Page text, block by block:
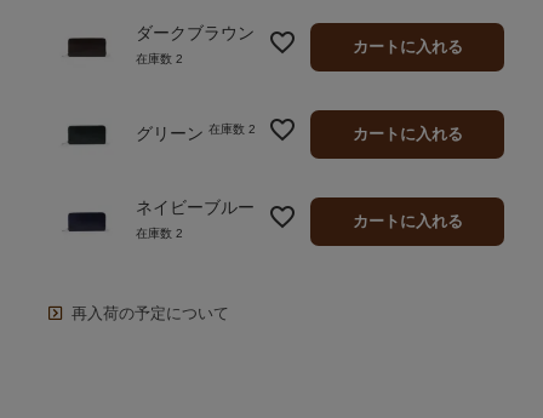
ダークブラウン
在庫数 2
カートに入れる
グリーン 在庫数 2 カートに入れる
ネイビーブルー
在庫数 2
カートに入れる
再入荷の予定について